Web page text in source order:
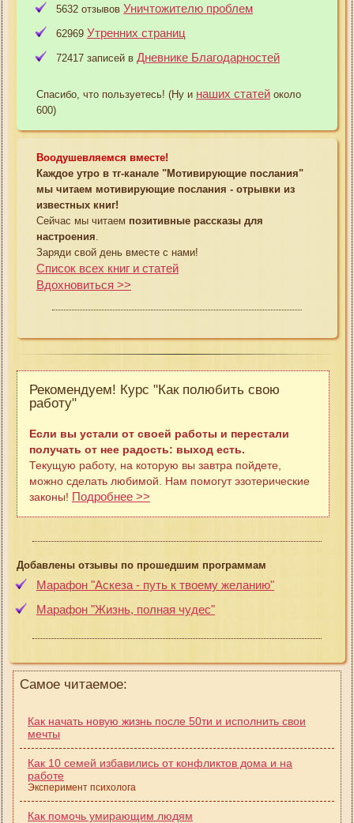
5632 отзывов Уничтожителю проблем
62969 Утренних страниц
72417 записей в Дневнике Благодарностей
Спасибо, что пользуетесь! (Ну и наших статей около
600)
Воодушевляемся вместе!
Каждое утро в тг-канале "Мотивирующие послания"
мы читаем мотивирующие послания - отрывки из
известных книг!
Сейчас мы читаем позитивные рассказы для
настроения
Заряди свой день вместе с нами!
Список всех книг и статей
Вдохновиться >>
Рекомендуем! Курс "Как полюбить свою
работу"
Если вы устали от своей работы и перестали
получать от нее радость: выход есть.
Текущую работу, на которую вы завтра пойдете,
можно сделать любимой. Нам помогут эзотерические
законы! Подробнее >>
Добавлены отзывы по прошедшим программам
Марафон "Аскеза - путь к твоему желанию"
Марафон "Жизнь, полная чудес"
Самое читаемое:
Как начать новую жизнь после 50ти и исполнить свои
мечты
Как 10 семей избавились от конфликтов дома и на
работе
Эксперимент психолога
Как помочь умирающим людям